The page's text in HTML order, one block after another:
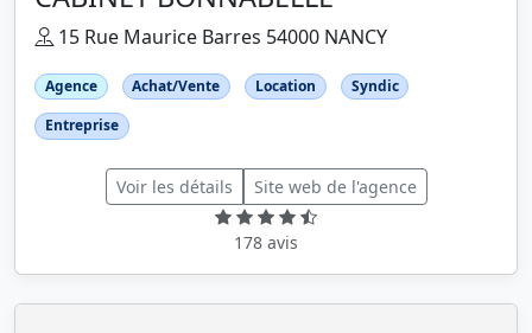
15 Rue Maurice Barres 54000 NANCY
Agence Achat/Vente Location
Syndic
Entreprise
Voir les détails Site web de l'agence
178 avis